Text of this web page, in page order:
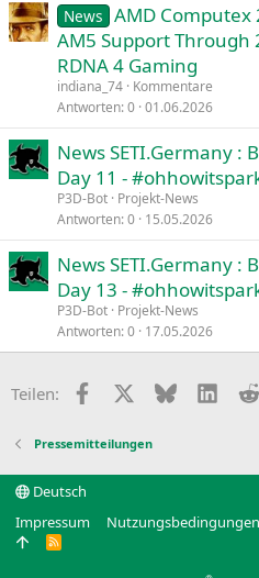
News AMD Computex
AM5 Support Through
RDNA 4 Gaming
indiana_74 Kommentare
Antworten 0 01.06.2026
News SETI.Germany :
Day 11 -
P3D-Bot Projekt-News
Antworten 0 15.05.2026
News SETI.Germany :
Day 13 -
P3D-Bot Projekt-News
Antworten 0 17.05.2026
Teilen: Facebook Bluesky
Pressemitteilungen
Deutsch
Impressum
Nutzungsbedingungen
R